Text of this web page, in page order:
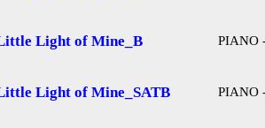
Light of Mine_B PIANO
Light of Mine_SATB PIANO